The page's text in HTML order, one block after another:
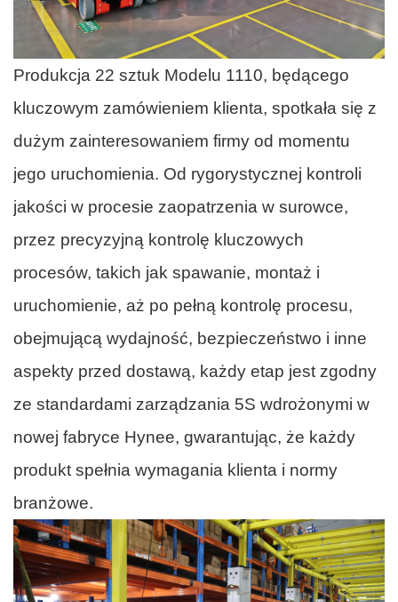
Produkcja 22 sztuk Modelu 1110, będącego
kluczowym zamówieniem klienta, spotkała się z
dużym zainteresowaniem firmy od momentu
jego uruchomienia. Od rygorystycznej kontroli
jakości w procesie zaopatrzenia w surowce,
przez precyzyjną kontrolę kluczowych
procesów, takich jak spawanie, montaż i
uruchomienie, aż po pełną kontrolę procesu,
obejmującą wydajność, bezpieczeństwo i inne
aspekty przed dostawą, każdy etap jest zgodny
ze standardami zarządzania 5S wdrożonymi w
nowej fabryce Hynee, gwarantując, że każdy
produkt spełnia wymagania klienta i normy
branżowe.